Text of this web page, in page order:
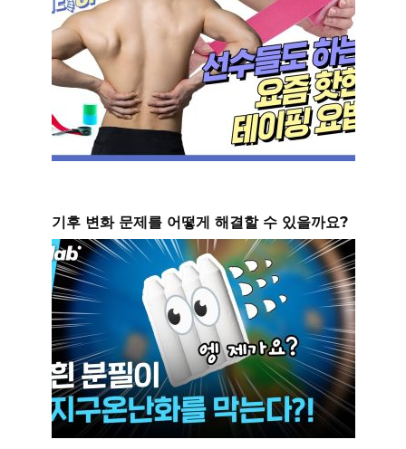
기후 변화 문제를 어떻게 해결할 수 있을까요?